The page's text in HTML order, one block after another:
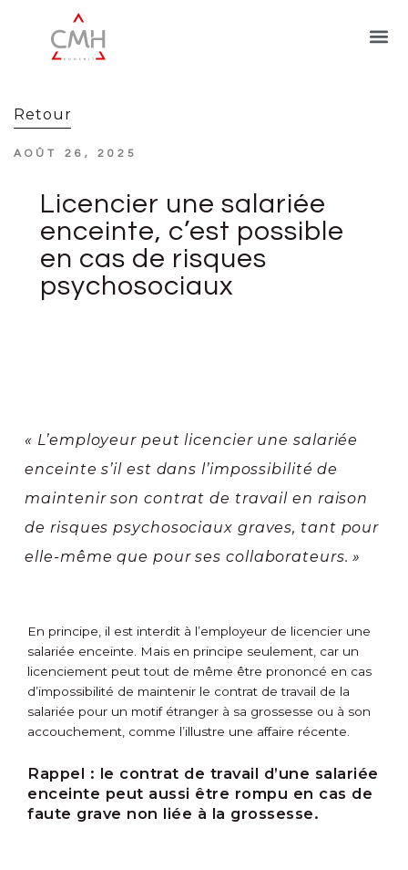
Retour
AOÛT 26, 2025
Licencier une salariée
enceinte, c’est possible
en cas de risques
psychosociaux
« L’employeur peut licencier une salariée
enceinte s’il est dans l’impossibilité de
maintenir son contrat de travail en raison
de risques psychosociaux graves, tant pour
elle-même que pour ses collaborateurs. »
En principe, il est interdit à l’employeur de licencier une
salariée enceinte. Mais en principe seulement, car un
licenciement peut tout de même être prononcé en cas
d’impossibilité de maintenir le contrat de travail de la
salariée pour un motif étranger à sa grossesse ou à son
accouchement, comme l’illustre une affaire récente.
Rappel : le contrat de travail d’une salariée
enceinte peut aussi être rompu en cas de
faute grave non liée à la grossesse.